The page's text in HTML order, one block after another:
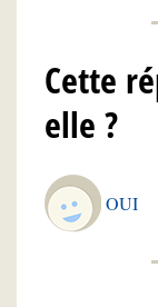
Cette
elle ?
OUI